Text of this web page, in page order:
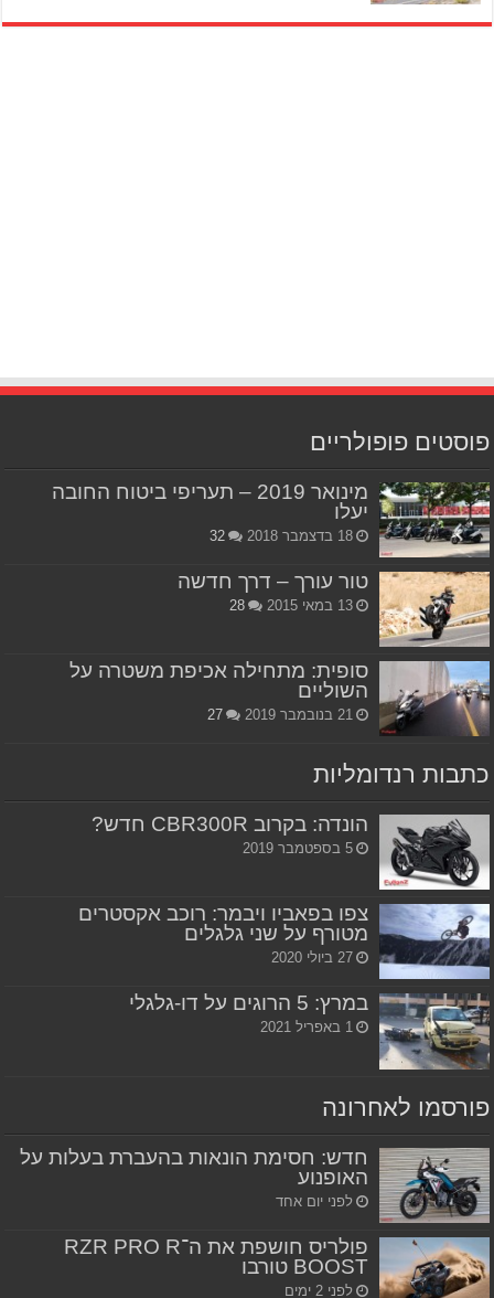
פוסטים פופולריים
מינואר 2019 – תעריפי ביטוח החובה
יעלו
18 בדצמבר 2018 32
טור עורך – דרך חדשה
13 במאי 2015 28
סופית: מתחילה אכיפת משטרה על
השוליים
21 בנובמבר 2019 27
כתבות רנדומליות
הונדה: בקרוב CBR300R חדש?
5 בספטמבר 2019
צפו בפאביו ויבמר: רוכב אקסטרים
מטורף על שני גלגלים
27 ביולי 2020
במרץ: 5 הרוגים על דו-גלגלי
1 באפריל 2021
פורסמו לאחרונה
חדש: חסימת הונאות בהעברת בעלות על
האופנוע
לפני יום אחד
פולריס חושפת את ה־RZR PRO R
BOOST טורבו
לפני 2 ימים